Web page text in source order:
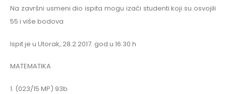
Na završni usmeni dio ispita mogu izaći studenti koji su osvojili
55 i više bodova
Ispit je u Utorak, 28.2.2017. god u 16.30 h
MATEMATIKA
1. (023/15 MP) 93b